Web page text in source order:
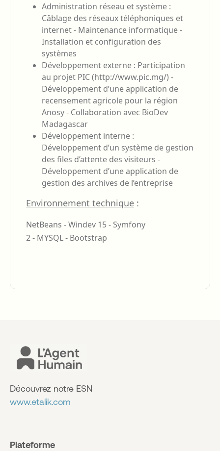
Administration réseau et système :
Câblage des réseaux téléphoniques et
internet - Maintenance informatique -
Installation et configuration des
systèmes
Développement externe : Participation
au projet PIC (http://www.pic.mg/) -
Développement d’une application de
recensement agricole pour la région
Anosy - Collaboration avec BioDev
Madagascar
Développement interne :
Développement d’un système de gestion
des files d’attente des visiteurs -
Développement d’une application de
gestion des archives de l’entreprise
Environnement technique :
NetBeans - Windev 15 - Symfony
2 - MYSQL - Bootstrap
Découvrez notre ESN
www.etalik.com
Plateforme